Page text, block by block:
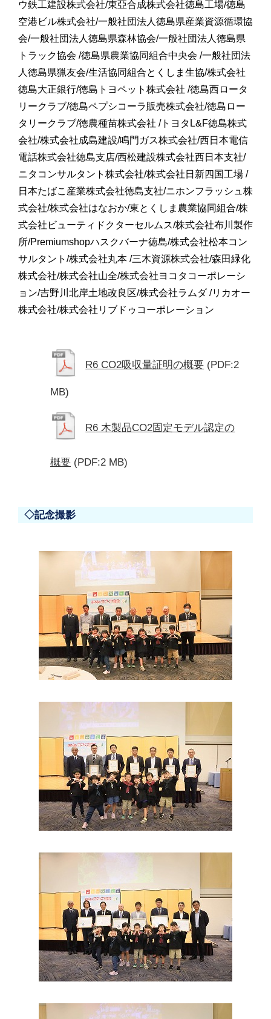
ウ鉄工建設株式会社/東亞合成株式会社徳島工場/徳島
空港ビル株式会社/一般社団法人徳島県産業資源循環協
会/一般社団法人徳島県森林協会/一般社団法人徳島県
トラック協会 /徳島県農業協同組合中央会 /一般社団法
人徳島県猟友会/生活協同組合とくしま生協/株式会社
徳島大正銀行/徳島トヨペット株式会社 /徳島西ロータ
リークラブ/徳島ペプシコーラ販売株式会社/徳島ロー
タリークラブ/徳農種苗株式会社 /トヨタL&F徳島株式
会社/株式会社成島建設/鳴門ガス株式会社/西日本電信
電話株式会社徳島支店/西松建設株式会社西日本支社/
ニタコンサルタント株式会社/株式会社日新四国工場 /
日本たばこ産業株式会社徳島支社/ニホンフラッシュ株
式会社/株式会社はなおか/東とくしま農業協同組合/株
式会社ビューティドクターセルムス/株式会社布川製作
所/Premiumshopハスクバーナ徳島/株式会社松本コン
サルタント/株式会社丸本 /三木資源株式会社/森田緑化
株式会社/株式会社山全/株式会社ヨコタコーポレーシ
ョン/吉野川北岸土地改良区/株式会社ラムダ /リカオー
株式会社/株式会社リブドゥコーポレーション
R6 CO2吸収量証明の概要 (PDF:2
MB)
R6 木製品CO2固定モデル認定の
概要 (PDF:2 MB)
◇記念撮影